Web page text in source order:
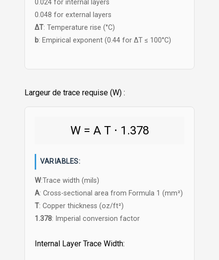
0.024 for internal layers
0.048 for external layers
ΔT: Temperature rise (°C)
b: Empirical exponent (0.44 for ΔT ≤ 100°C)
Largeur de trace requise (W) :
W = A T ⋅ 1.378
VARIABLES:
W:Trace width (mils)
A: Cross-sectional area from Formula 1 (mm²)
T: Copper thickness (oz/ft²)
1.378: Imperial conversion factor
Internal Layer Trace Width: